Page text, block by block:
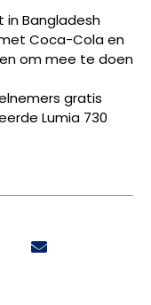
in Bangladesh
Coca-Cola en
om mee te doen
gratis
Lumia 730